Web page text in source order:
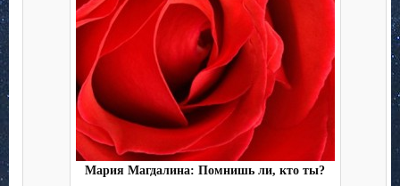
Мария Магдалина: Помнишь ли, кто ты?